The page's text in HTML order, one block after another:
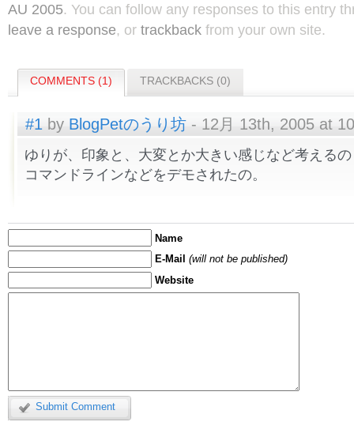
AU 2005. You can follow any responses to this entry
leave a response, or trackback from your own site.
COMMENTS (1) TRACKBACKS (0)
#1 by BlogPetのうり坊 - 12月 13th, 2005 at
ゆりが、印象と、大変とか大きい感じなど考える
コマンドラインなどをデモされたの。
Name
E-Mail(will not be published)
Website
Submit Comment